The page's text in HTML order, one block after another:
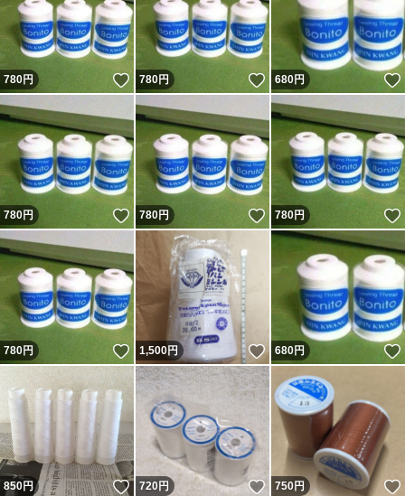
780円 いいね！
780円 いいね！
680円
780円 いいね！
780円 いいね！
780円
780円 いいね！
1,500円 いいね！
680円
850円 いいね！
720円 いいね！
750円